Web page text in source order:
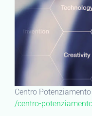
Centro
/centro-